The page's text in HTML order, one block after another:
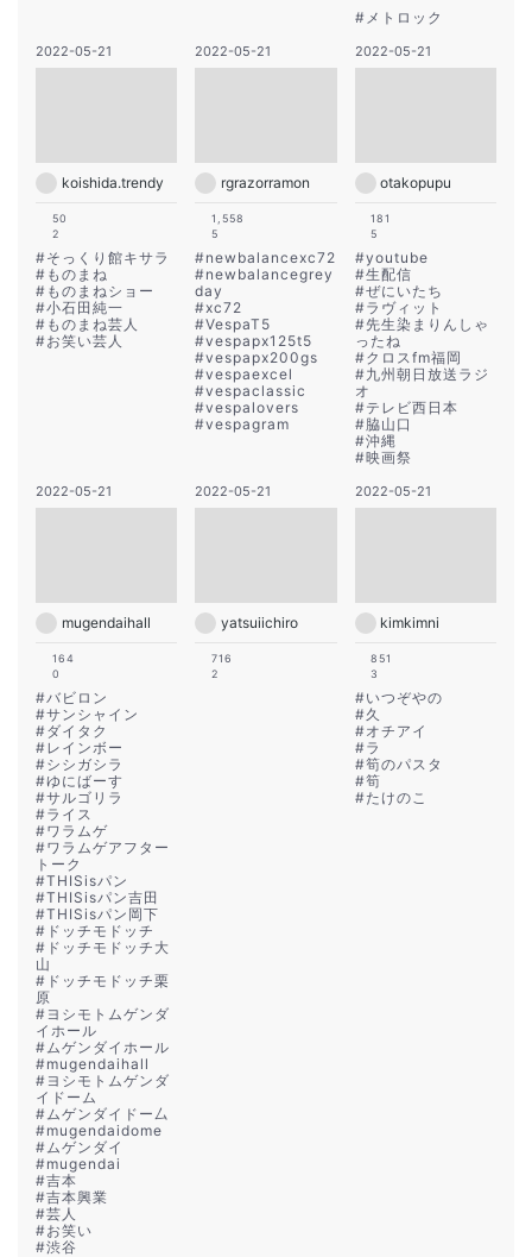
# メトロック
2022-05-21
koishida.trendy
50
2
#そっくり館キサラ
# ものまね
# ものまねショー
#小石田純一
# ものまね芸人
#お笑い芸人
2022-05-21
rgrazorramon
1,558
5
#newbalancexc72
#newbalancegrey
day
#xc72
#VespaT5
#vespapx125t5
#vespapx200gs
#vespaexcel
#vespaclassic
#vespalovers
#vespagram
2022-05-21
otakopupu
181
5
#youtube
#生配信
#ぜにいたち
#ラヴィット
#先生染まりんしゃ
ったね
#クロスfm福岡
#九州朝日放送ラジ
オ
#テレビ西日本
#脇山口
#沖縄
#映画祭
2022-05-21
mugendaihall
164
0
#バビロン
#サンシャイン
#ダイタク
#レインボー
#シシガシラ
#ゆにばーす
#サルゴリラ
#ライス
#ワラムゲ
#ワラムゲアフター
トーク
#THISisパン
#THISisパン吉田
#THISisパン岡下
# ドッチモドッチ
# ドッチモドッチ大
山
# ドッチモドッチ栗
原
# ヨシモトムゲンダ
イホール
# ムゲンダイホール
#mugendaihall
# ヨシモトムゲンダ
イドーム
# ムゲンダイドー厶
#mugendaidome
# ムゲンダイ
#mugendai
#吉本
#吉本興業
#芸人
#お笑い
#渋谷
2022-05-21
yatsuiichiro
716
2
2022-05-21
kimkimni
851
3
#いつぞやの
#久
#オチアイ
#ラ
#筍のパスタ
#筍
#たけのこ